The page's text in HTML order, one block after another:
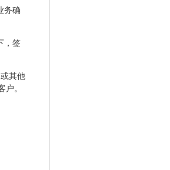
务确
，签
其他
。